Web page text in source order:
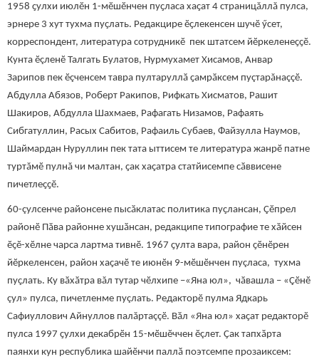
1958 ҫулхи июлӗн 1-мӗшӗнчен пуҫласа хаҫат 4 страницăллă пулса,
эрнере 3 хут тухма пуҫлать. Редакцире ӗҫлекенсен шучӗ ӳсет,
корреспондент, литература сотрудникӗ пек штатсем йӗркеленеҫҫӗ.
Кунта ӗçленӗ Талгать Булатов, Нурмухамет Хисамов, Анвар
Зарипов пек ӗçченсем тавра пултаруллӑ ҫамрӑксем пуçтарăнаççӗ.
Абдулла Абязов, Роберт Ракипов, Рифкать Хисматов, Рашит
Шакиров, Абдулла Шахмаев, Рафагать Низамов, Рафаять
Сибгатуллин, Расых Сабитов, Рафаиль Субаев, Файзулла Наумов,
Шаймардан Нуруллин пек тата ыттисем те литература жанрӗ патне
туртăмӗ пулнă чи малтан, ҫак хаҫатра статйисемпе сӑввисене
пичетлеҫҫӗ.
60-çулсенче районсене пысӑклатас политика пуҫлансан, Çӗпрел
районӗ Пӑва районне хушӑнсан, редакципе типографие те хӑйсен
ӗҫӗ-хӗлне чарса лартма тивнӗ. 1967 ҫулта вара, район ҫӗнӗрен
йӗркеленсен, район хаҫачӗ те июнӗн 9-мӗшӗнчен пуçласа, тухма
пуҫлать. Ку вӑхӑтра вăл тутар чӗлхипе –«Яна юл», чӑвашла – «Çӗнӗ
çул» пулса, пичетленме пуçлать. Редакторӗ пулма Ядкарь
Сафиуллович Айнуллов палăртаççӗ. Вӑл «Яна юл» хаҫат редакторӗ
пулса 1997 ҫулхи декабрӗн 15-мӗшӗччен ӗçлет. Ҫак тапхӑрта
паянхи кун республика шайӗнчи паллӑ поэтсемпе прозаиксем: